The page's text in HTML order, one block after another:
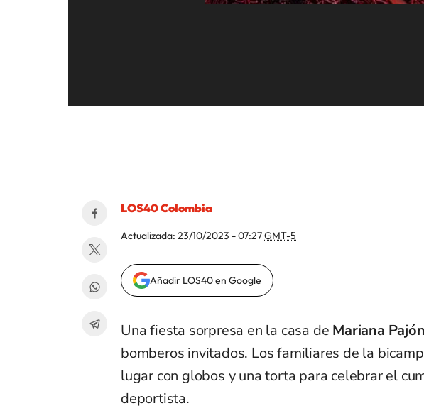
LOS40 Colombia
Actualizada: 23/10/2023 - 07:27GMT-5
Añadir LOS40 en Google
Una fiesta sorpresa en la casa de Mariana Pajón
bomberos invitados. Los familiares de la
lugar con globos y una torta para celebrar el
deportista.